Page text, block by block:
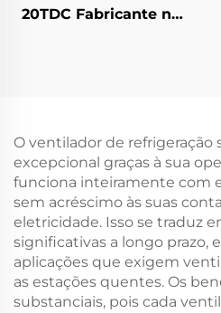
20TDC Fabricante na
de ar solar
O ventilador de refrigeração
excepcional graças à sua
funciona inteiramente com
sem acréscimo às suas
eletricidade. Isso se traduz
significativas a longo prazo,
aplicações que exigem
as estações quentes. Os
substanciais, pois cada